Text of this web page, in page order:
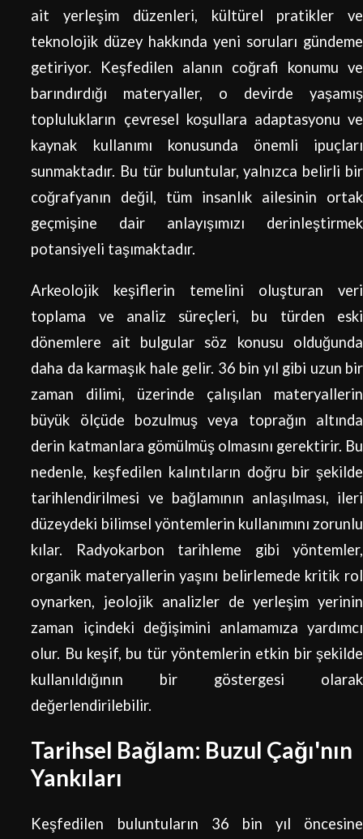
ait yerleşim düzenleri, kültürel pratikler ve
teknolojik düzey hakkında yeni soruları gündeme
getiriyor. Keşfedilen alanın coğrafi konumu ve
barındırdığı materyaller, o devirde yaşamış
toplulukların çevresel koşullara adaptasyonu ve
kaynak kullanımı konusunda önemli ipuçları
sunmaktadır. Bu tür buluntular, yalnızca belirli bir
coğrafyanın değil, tüm insanlık ailesinin ortak
geçmişine dair anlayışımızı derinleştirmek
potansiyeli taşımaktadır.
Arkeolojik keşiflerin temelini oluşturan veri
toplama ve analiz süreçleri, bu türden eski
dönemlere ait bulgular söz konusu olduğunda
daha da karmaşık hale gelir. 36 bin yıl gibi uzun bir
zaman dilimi, üzerinde çalışılan materyallerin
büyük ölçüde bozulmuş veya toprağın altında
derin katmanlara gömülmüş olmasını gerektirir. Bu
nedenle, keşfedilen kalıntıların doğru bir şekilde
tarihlendirilmesi ve bağlamının anlaşılması, ileri
düzeydeki bilimsel yöntemlerin kullanımını zorunlu
kılar. Radyokarbon tarihleme gibi yöntemler,
organik materyallerin yaşını belirlemede kritik rol
oynarken, jeolojik analizler de yerleşim yerinin
zaman içindeki değişimini anlamamıza yardımcı
olur. Bu keşif, bu tür yöntemlerin etkin bir şekilde
kullanıldığının bir göstergesi olarak
değerlendirilebilir.
Tarihsel Bağlam: Buzul Çağı'nın
Yankıları
Keşfedilen buluntuların 36 bin yıl öncesine